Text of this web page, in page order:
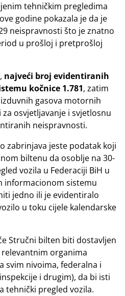
tehničkim pregledima
godine pokazala je da je
neispravnosti što je znatno
u prošloj i pretprošloj
najveći broj evidentiranih
kočnice 1.781, zatim
gasova motornih
za osvjetljavanje i svjetlosnu
neispravnosti.
zabrinjava jeste podatak koji
biltenu da osoblje na 30-
vozila u Federaciji BiH u
informacionom sistemu
jedno ili je evidentiralo
u toku cijele kalendarske
Stručni bilten biti dostavljen
organima
svim nivoima, federalna i
i drugim), da bi isti
tehnički pregled vozila.